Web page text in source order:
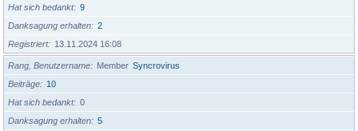
Hat sich bedankt
9
Danksagung erhalten
2
Registriert
13.11.2024 16:08
Rang, Benutzername Member Syncrovirus
Beiträge
10
Hat sich bedankt
0
Danksagung erhalten
5